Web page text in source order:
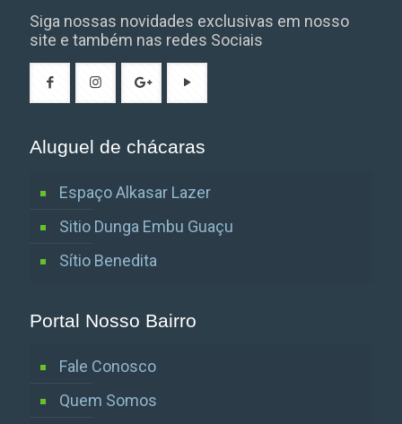
Siga nossas novidades exclusivas em nosso
site e também nas redes Sociais
Aluguel de chácaras
Espaço Alkasar Lazer
Sitio Dunga Embu Guaçu
Sítio Benedita
Portal Nosso Bairro
Fale Conosco
Quem Somos